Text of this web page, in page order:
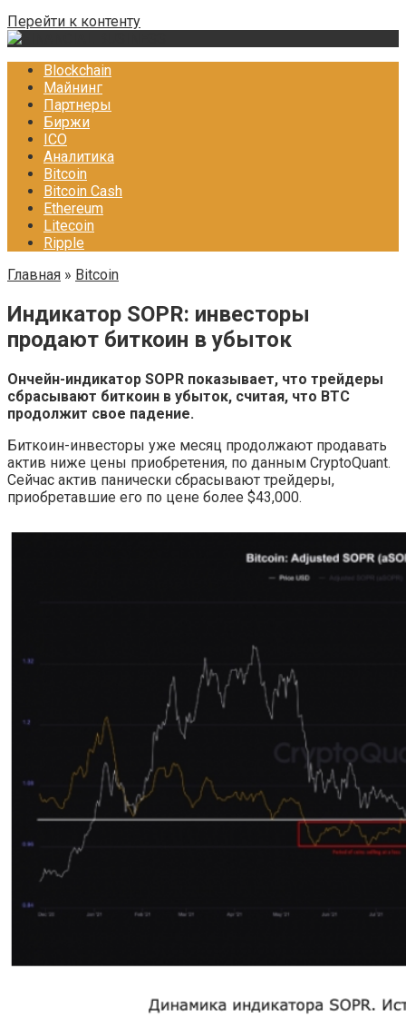
Перейти к контенту
Blockchain
Майнинг
Партнеры
Биржи
ICO
Аналитика
Bitcoin
Bitcoin Cash
Ethereum
Litecoin
Ripple
Главная » Bitcoin
Индикатор SOPR: инвесторы
продают биткоин в убыток
Ончейн-индикатор SOPR показывает, что трейдеры
сбрасывают биткоин в убыток, считая, что ВТС
продолжит свое падение.
Биткоин-инвесторы уже месяц продолжают продавать
актив ниже цены приобретения, по данным CryptoQuant.
Сейчас актив панически сбрасывают трейдеры,
приобретавшие его по цене более $43,000.